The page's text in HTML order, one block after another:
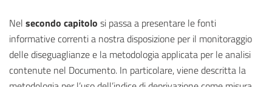
Nel secondo capitolo si passa a presentare le fonti
informative correnti a nostra disposizione per il monitoraggio
delle diseguaglianze e la metodologia applicata per le analisi
contenute nel Documento. In particolare, viene descritta la